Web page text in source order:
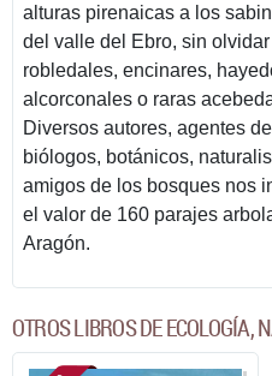
alturas pirenaicas a los
del valle del Ebro, sin
robledales, encinares,
alcorconales o raras
Diversos autores, agentes
biólogos, botánicos,
amigos de los bosques nos
el valor de 160 parajes
Aragón.
OTROS LIBROS DE ECOLOGÍA,